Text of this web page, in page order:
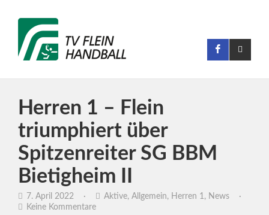
Herren 1 – Flein
triumphiert über
Spitzenreiter SG BBM
Bietigheim II
7. April 2022 · Aktive, Allgemein, Herren 1, News
·
Keine Kommentare